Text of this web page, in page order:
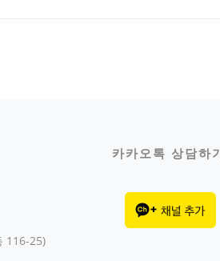
116-25)
카카오톡 상담하기